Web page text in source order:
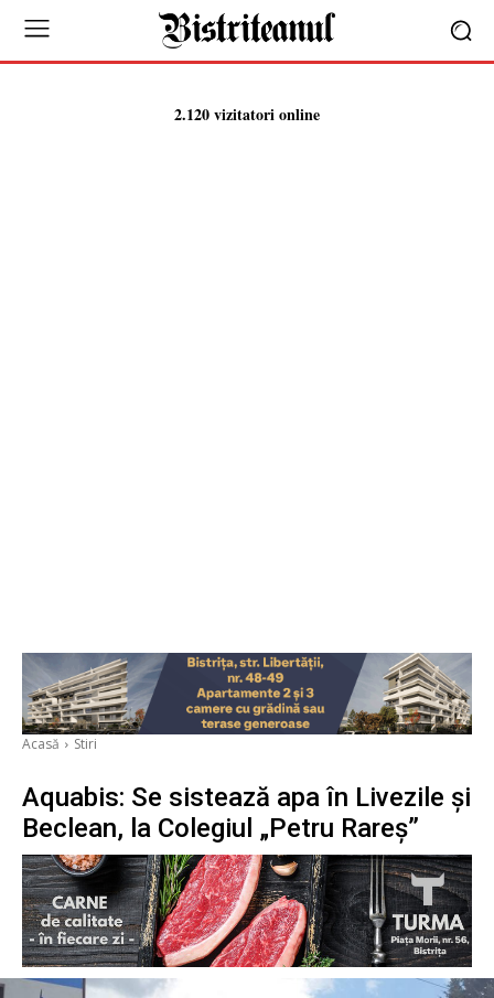
2.120 vizitatori online
Acasă Stiri
Aquabis: Se sistează apa în Livezile și
Beclean, la Colegiul „Petru Rareș”